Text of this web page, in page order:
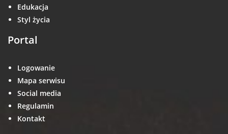
Edukacja
Styl życia
Portal
Logowanie
Mapa serwisu
Social media
Regulamin
Kontakt